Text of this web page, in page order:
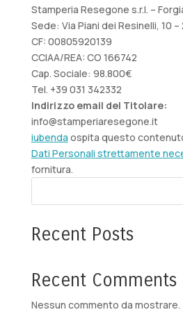
Stamperia Resegone s.r.l. –
Sede: Via Piani dei Resinelli, 10
CF: 00805920139
CCIAA/REA: CO 166742
Cap. Sociale: 98.800€
Tel. +39 031 342332
Indirizzo email del Titolare:
info@stamperiaresegone.it
iubenda ospita questo
Dati Personali strettamente
fornitura.
Recent Posts
Recent Comments
Nessun commento da mostrare.